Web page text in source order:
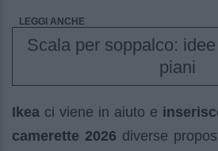
LEGGI ANCHE
Scala per soppalco:
piani
Ikea ci viene in aiuto e
camerette 2026 diverse